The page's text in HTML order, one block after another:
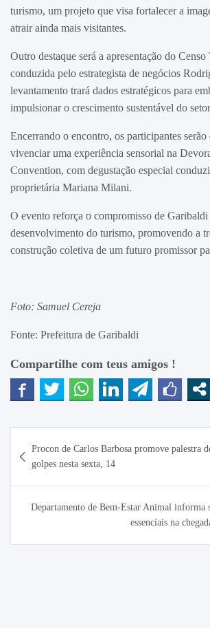
turismo, um projeto que visa fortalecer a
atrair ainda mais visitantes.
Outro destaque será a apresentação do
conduzida pelo estrategista de negócios
levantamento trará dados estratégicos para
impulsionar o crescimento sustentável do
Encerrando o encontro, os participantes serão
vivenciar uma experiência sensorial na
Convention, com degustação especial
proprietária Mariana Milani.
O evento reforça o compromisso de
desenvolvimento do turismo, promovendo a
construção coletiva de um futuro promissor
Foto: Samuel Cereja
Fonte: Prefeitura de Garibaldi
Compartilhe com teus amigos !
de
Post
Procon de Carlos Barbosa promove palestra
golpes nesta sexta, 14
Departamento de Bem-Estar Animal informa
essenciais na